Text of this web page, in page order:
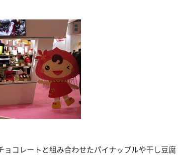
コレートと組み合わせたパイナップルや干し豆腐